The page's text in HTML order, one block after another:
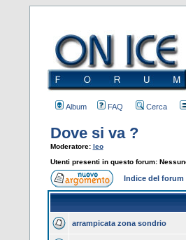
Album FAQ Cerca
Dove si va ?
Moderatore: leo
Utenti presenti in questo forum:
Indice del forum
arrampicata zona sondrio